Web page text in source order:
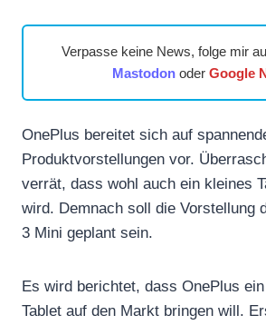
Verpasse keine News, folge mir
Mastodonoder Google
OnePlus bereitet sich auf
Produktvorstellungen vor.
verrät, dass wohl auch ein kleines
wird. Demnach soll die Vorstellung
3 Mini geplant sein.
Es wird berichtet, dass OnePlus
Tablet auf den Markt bringen will.